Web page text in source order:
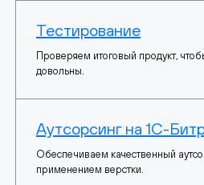
Тестирование
Проверяем итоговый продукт,
довольны.
Аутсорсинг на 1С-
Обеспечиваем качественный
применением верстки.